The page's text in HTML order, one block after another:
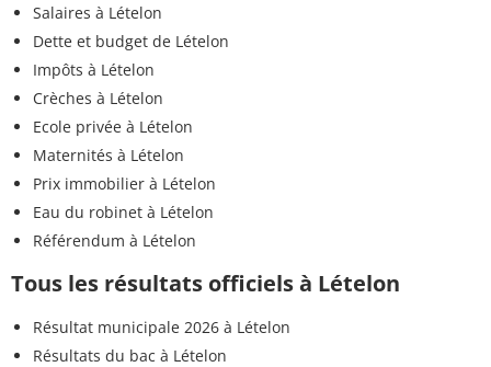
Salaires à Lételon
Dette et budget de Lételon
Impôts à Lételon
Crèches à Lételon
Ecole privée à Lételon
Maternités à Lételon
Prix immobilier à Lételon
Eau du robinet à Lételon
Référendum à Lételon
Tous les résultats officiels à Lételon
Résultat municipale 2026 à Lételon
Résultats du bac à Lételon